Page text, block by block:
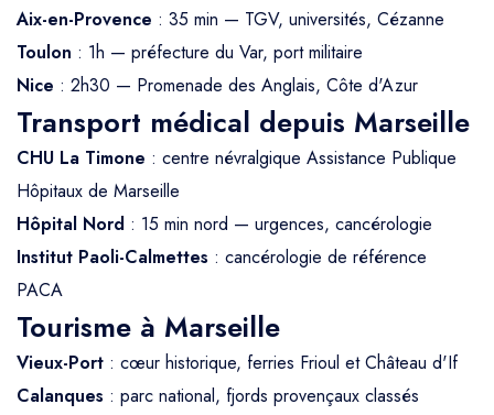
Aix-en-Provence : 35 min — TGV, universités, Cézanne
Toulon : 1h — préfecture du Var, port militaire
Nice : 2h30 — Promenade des Anglais, Côte d'Azur
Transport médical depuis Marseille
CHU La Timone : centre névralgique Assistance Publique
Hôpitaux de Marseille
Hôpital Nord : 15 min nord — urgences, cancérologie
Institut Paoli-Calmettes : cancérologie de référence
PACA
Tourisme à Marseille
Vieux-Port : cœur historique, ferries Frioul et Château d'If
Calanques : parc national, fjords provençaux classés